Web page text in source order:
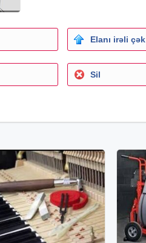
Elanı irəli çək
Sil